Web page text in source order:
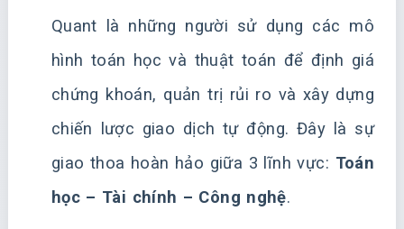
Quant là những người sử dụng các mô
hình toán học và thuật toán để định giá
chứng khoán, quản trị rủi ro và xây dựng
chiến lược giao dịch tự động. Đây là sự
giao thoa hoàn hảo giữa 3 lĩnh vực: Toán
học – Tài chính – Công nghệ.